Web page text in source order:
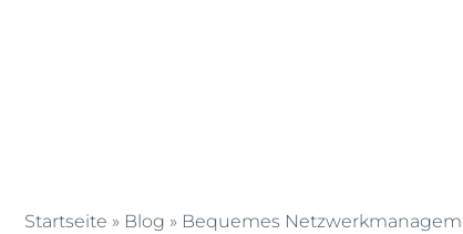
AG
Startseite » Blog » Bequemes